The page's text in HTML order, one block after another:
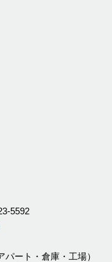
5592
ート・倉庫・工場）